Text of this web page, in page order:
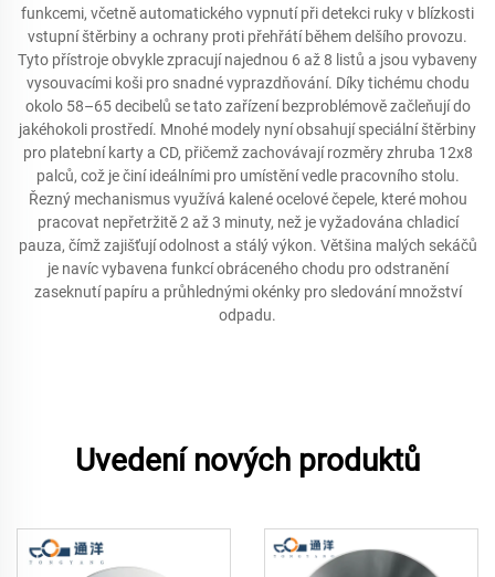
funkcemi, včetně automatického vypnutí při detekci ruky v blízkosti
vstupní štěrbiny a ochrany proti přehřátí během delšího provozu.
Tyto přístroje obvykle zpracují najednou 6 až 8 listů a jsou vybaveny
vysouvacími koši pro snadné vyprazdňování. Díky tichému chodu
okolo 58–65 decibelů se tato zařízení bezproblémově začleňují do
jakéhokoli prostředí. Mnohé modely nyní obsahují speciální štěrbiny
pro platební karty a CD, přičemž zachovávají rozměry zhruba 12x8
palců, což je činí ideálními pro umístění vedle pracovního stolu.
Řezný mechanismus využívá kalené ocelové čepele, které mohou
pracovat nepřetržitě 2 až 3 minuty, než je vyžadována chladicí
pauza, čímž zajišťují odolnost a stálý výkon. Většina malých sekáčů
je navíc vybavena funkcí obráceného chodu pro odstranění
zaseknutí papíru a průhlednými okénky pro sledování množství
odpadu.
Uvedení nových produktů